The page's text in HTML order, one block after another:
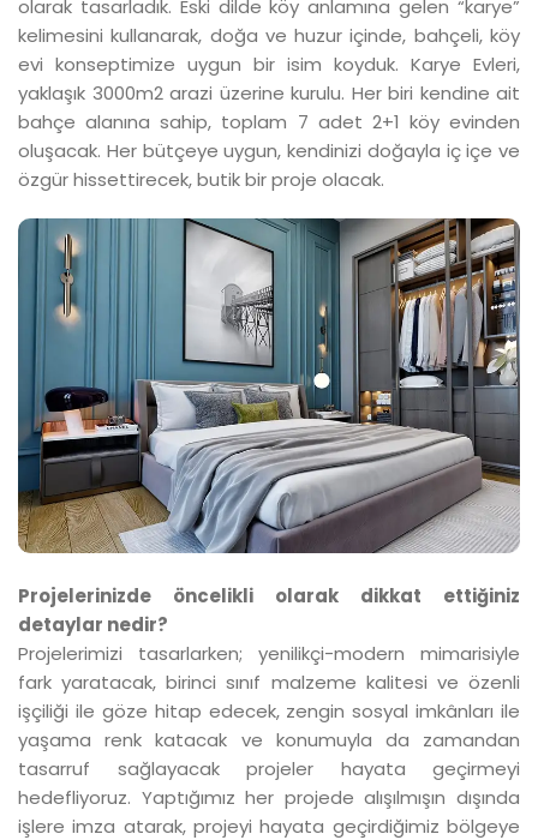
olarak tasarladık. Eski dilde köy anlamına gelen “karye”
kelimesini kullanarak, doğa ve huzur içinde, bahçeli, köy
evi konseptimize uygun bir isim koyduk. Karye Evleri,
yaklaşık 3000m2 arazi üzerine kurulu. Her biri kendine ait
bahçe alanına sahip, toplam 7 adet 2+1 köy evinden
oluşacak. Her bütçeye uygun, kendinizi doğayla iç içe ve
özgür hissettirecek, butik bir proje olacak.
Projelerinizde öncelikli olarak dikkat ettiğiniz
detaylar nedir?
Projelerimizi tasarlarken; yenilikçi-modern mimarisiyle
fark yaratacak, birinci sınıf malzeme kalitesi ve özenli
işçiliği ile göze hitap edecek, zengin sosyal imkânları ile
yaşama renk katacak ve konumuyla da zamandan
tasarruf sağlayacak projeler hayata geçirmeyi
hedefliyoruz. Yaptığımız her projede alışılmışın dışında
işlere imza atarak, projeyi hayata geçirdiğimiz bölgeye